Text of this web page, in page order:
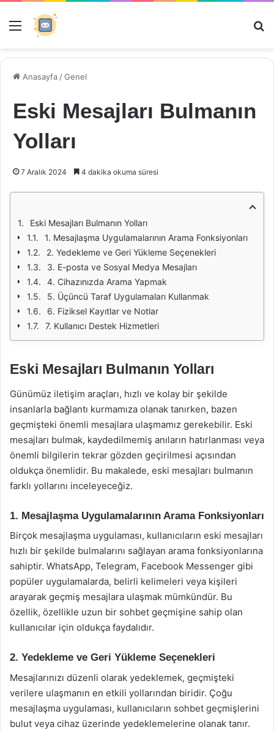
Menü
Anasayfa /Genel
Eski Mesajları Bulmanın
Yolları
7 Aralık 2024 4 dakika okuma süresi
Eski Mesajları Bulmanın Yolları
1. Mesajlaşma Uygulamalarının Arama Fonksiyonları
2. Yedekleme ve Geri Yükleme Seçenekleri
3. E-posta ve Sosyal Medya Mesajları
4. Cihazınızda Arama Yapmak
5. Üçüncü Taraf Uygulamaları Kullanmak
6. Fiziksel Kayıtlar ve Notlar
7. Kullanıcı Destek Hizmetleri
Eski Mesajları Bulmanın Yolları
Günümüz iletişim araçları, hızlı ve kolay bir şekilde
insanlarla bağlantı kurmamıza olanak tanırken, bazen
geçmişteki önemli mesajlara ulaşmamız gerekebilir. Eski
mesajları bulmak, kaydedilmemiş anıların hatırlanması veya
önemli bilgilerin tekrar gözden geçirilmesi açısından
oldukça önemlidir. Bu makalede, eski mesajları bulmanın
farklı yollarını inceleyeceğiz.
1. Mesajlaşma Uygulamalarının Arama Fonksiyonları
Birçok mesajlaşma uygulaması, kullanıcıların eski mesajları
hızlı bir şekilde bulmalarını sağlayan arama fonksiyonlarına
sahiptir. WhatsApp, Telegram, Facebook Messenger gibi
popüler uygulamalarda, belirli kelimeleri veya kişileri
arayarak geçmiş mesajlara ulaşmak mümkündür. Bu
özellik, özellikle uzun bir sohbet geçmişine sahip olan
kullanıcılar için oldukça faydalıdır.
2. Yedekleme ve Geri Yükleme Seçenekleri
Mesajlarınızı düzenli olarak yedeklemek, geçmişteki
verilere ulaşmanın en etkili yollarından biridir. Çoğu
mesajlaşma uygulaması, kullanıcıların sohbet geçmişlerini
bulut veya cihaz üzerinde yedeklemelerine olanak tanır.